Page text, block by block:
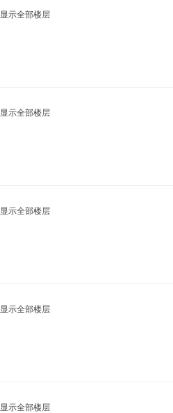
显示全部楼层
显示全部楼层
显示全部楼层
显示全部楼层
显示全部楼层